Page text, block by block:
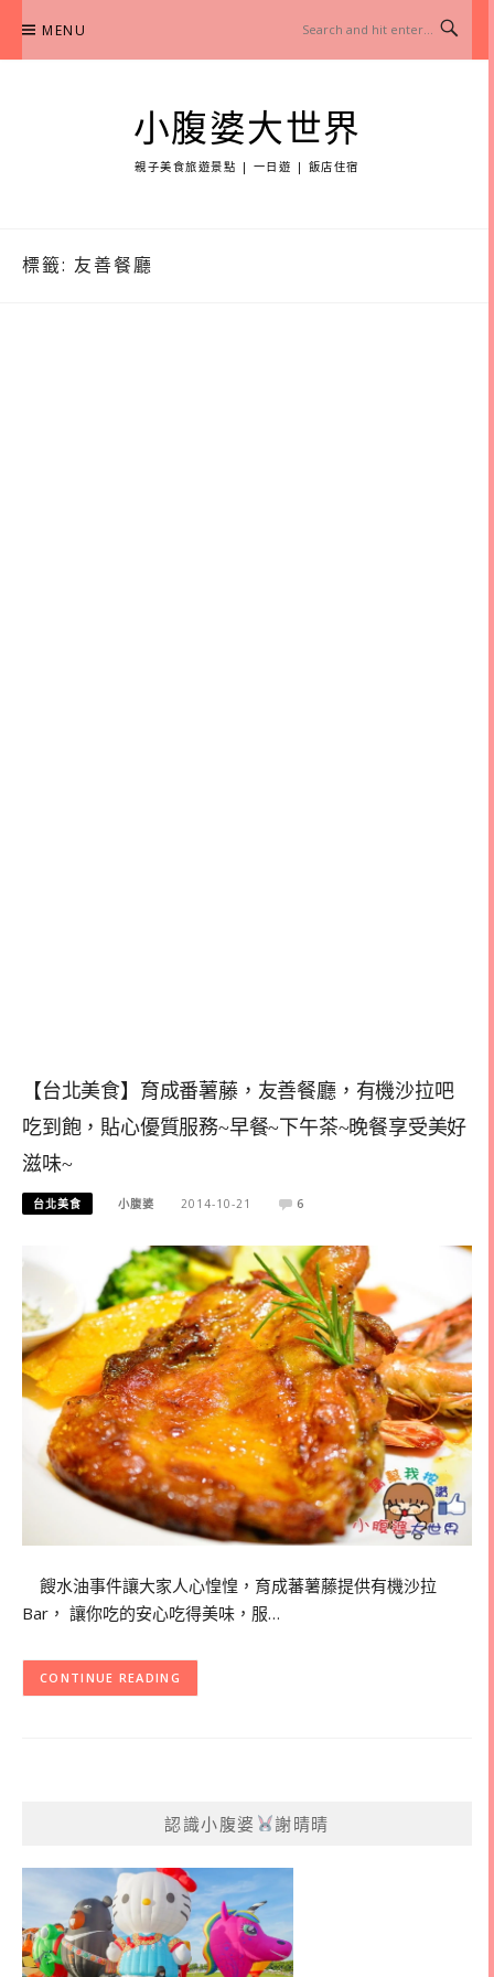
content
MENU
小腹婆大世界
親子美食旅遊景點 | 一日遊 | 飯店住宿
標籤: 友善餐廳
【台北美食】育成番薯藤，友善餐廳，有機沙拉吧
吃到飽，貼心優質服務~早餐~下午茶~晚餐享受美好
滋味~
台北美食 小腹婆 2014-10-21 6
餿水油事件讓大家人心惶惶，育成蕃薯藤提供有機沙拉
Bar， 讓你吃的安心吃得美味，服…
CONTINUE READING
認識小腹婆 謝晴晴